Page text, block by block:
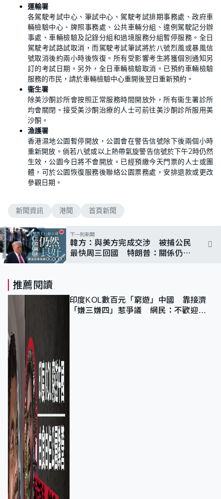
運輸署
各駕駛考試中心、筆試中心、駕駛考試排期事務處、政府車
輛檢驗中心、牌照事務處、公共車輛分組、違例駕駛記分辦
事處、車輛檢驗及記錄分組和過境服務分組暫停服務。全日
駕駛考試路試取消，而駕駛考試筆試將於八號烈風或暴風信
號取消後約兩小時後恢復。所有受影響考生將獲個別通知另
訂的考試日期。另外，全日車輛檢驗取消。已預約車輛檢驗
服務的市民，請於車輛檢驗中心重開後翌日重新預約。
衞生署
除美沙酮診所會按照正常服務時間開放外，所有衞生署診所
均會關閉。接受美沙酮治療的人士可前往美沙酮診所服用美
沙酮。
漁護署
香港濕地公園暫停開放，公園會在警告信號除下後兩個小時
重新開放。倘若八號或以上熱帶氣旋警告信號於下午2時仍然
生效，公園今日將不會開放。已經預繳今天門票的人士或團
體，可於公園恢復服務後聯絡公園票務處，安排退款或更改
參觀日期。
新聞資訊 港聞 首頁新聞
下一則新聞
韓方：與美方完成交涉 被捕公民
最快周三回國 特朗普：關係仍然
推薦閱讀
印度KOL數百元「窮遊」中國 靠接濟
「嫌三嫌四」惹爭議 網民：不歡迎劣